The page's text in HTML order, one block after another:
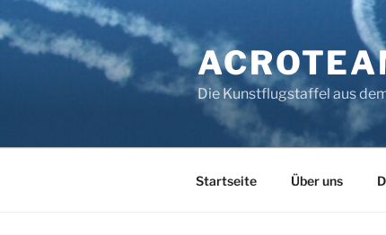
Inhalt
springen
Die Kunstflugstaffel aus
Startseite Über uns